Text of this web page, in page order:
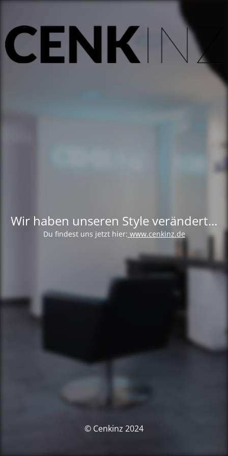
Wir haben unseren Style verändert...
Du findest uns jetzt hier: www.cenkinz.de
© Cenkinz 2024